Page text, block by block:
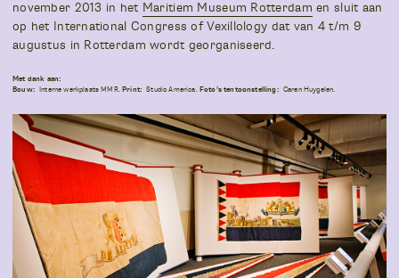
november 2013 in het Maritiem Museum Rotterdam en sluit aan
op het International Congress of Vexillology dat van 4 t/m 9
augustus in Rotterdam wordt georganiseerd.
Met dank aan:
Bouw:
Interne werkplaats MMR. Print: Studio America. Foto’s tentoonstelling: Caren Huygelen.